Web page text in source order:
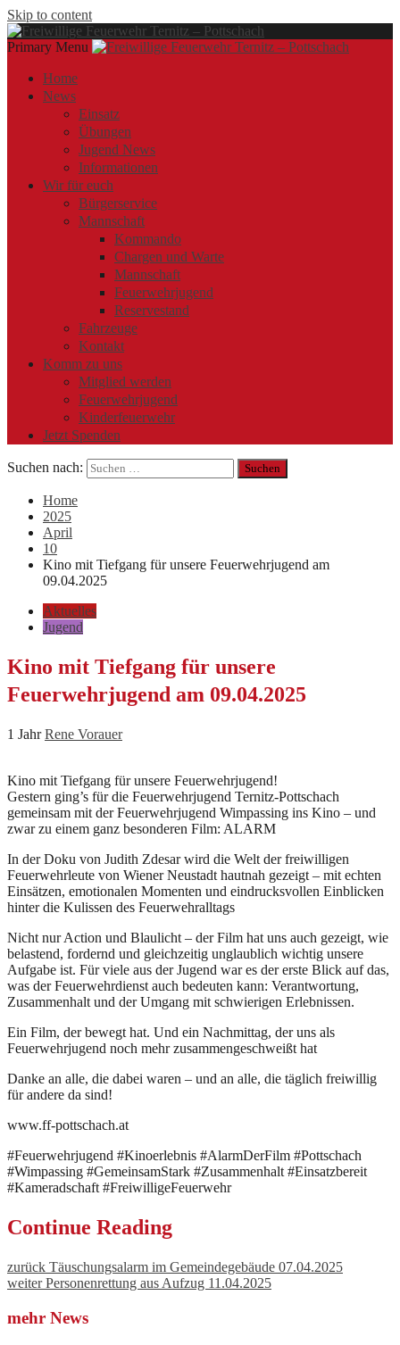
Skip to content
Primary Menu
Freiwillige Feuerwehr Ternitz – Pottschach
Home
News
Einsatz
Übungen
Jugend News
Informationen
Wir für euch
Bürgerservice
Mannschaft
Kommando
Chargen und Warte
Mannschaft
Feuerwehrjugend
Reservestand
Fahrzeuge
Kontakt
Komm zu uns
Mitglied werden
Feuerwehrjugend
Kinderfeuerwehr
Jetzt Spenden
Suchen nach:
Home
2025
April
10
Kino mit Tiefgang für unsere Feuerwehrjugend am
09.04.2025
Aktuelles
Jugend
Kino mit Tiefgang für unsere
Feuerwehrjugend am 09.04.2025
1 JahrRene Vorauer
Kino mit Tiefgang für unsere Feuerwehrjugend!
Gestern ging’s für die Feuerwehrjugend Ternitz-Pottschach
gemeinsam mit der Feuerwehrjugend Wimpassing ins Kino – und
zwar zu einem ganz besonderen Film: ALARM
In der Doku von Judith Zdesar wird die Welt der freiwilligen
Feuerwehrleute von Wiener Neustadt hautnah gezeigt – mit echten
Einsätzen, emotionalen Momenten und eindrucksvollen Einblicken
hinter die Kulissen des Feuerwehralltags
Nicht nur Action und Blaulicht – der Film hat uns auch gezeigt, wie
belastend, fordernd und gleichzeitig unglaublich wichtig unsere
Aufgabe ist. Für viele aus der Jugend war es der erste Blick auf das,
was der Feuerwehrdienst auch bedeuten kann: Verantwortung,
Zusammenhalt und der Umgang mit schwierigen Erlebnissen.
Ein Film, der bewegt hat. Und ein Nachmittag, der uns als
Feuerwehrjugend noch mehr zusammengeschweißt hat
Danke an alle, die dabei waren – und an alle, die täglich freiwillig
für andere da sind!
www.ff-pottschach.at
#Feuerwehrjugend #Kinoerlebnis #AlarmDerFilm #Pottschach
#Wimpassing #GemeinsamStark #Zusammenhalt #Einsatzbereit
#Kameradschaft #FreiwilligeFeuerwehr
Continue Reading
zurück Täuschungsalarm im Gemeindegebäude 07.04.2025
weiterPersonenrettung aus Aufzug 11.04.2025
mehr News